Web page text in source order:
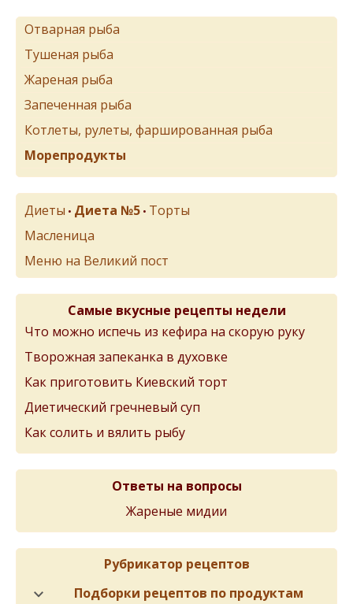
Отварная рыба
Тушеная рыба
Жареная рыба
Запеченная рыба
Котлеты, рулеты, фаршированная рыба
Морепродукты
Диеты • Диета №5 • Торты
Масленица
Меню на Великий пост
Самые вкусные рецепты недели
Что можно испечь из кефира на скорую руку
Творожная запеканка в духовке
Как приготовить Киевский торт
Диетический гречневый суп
Как солить и вялить рыбу
Ответы на вопросы
Жареные мидии
Рубрикатор рецептов
Подборки рецептов по продуктам